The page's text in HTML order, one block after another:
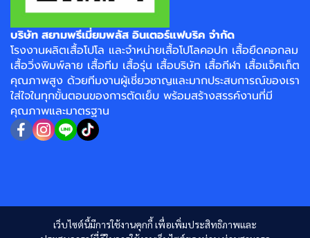
เว็บไซต์นี้มีการใช้งานคุกกี้ เพื่อเพิ่มประสิทธิภาพและ
บริษัท สยามพรีเมี่ยมพลัส อินเตอร์แฟบริค จำกัด
โรงงานผลิตเสื้อโปโล และจำหน่ายเสื้อโปโลคอปก เสื้อยืดคอกลม
เสื้อวิ่งพิมพ์ลาย เสื้อทีม เสื้อรุ่น เสื้อบริษัท เสื้อกีฬา เสื้อแจ็คเก็ต
คุณภาพสูง ด้วยทีมงานผู้เชี่ยวชาญและมากประสบการณ์ของเรา
ใส่ใจในทุกขั้นตอนของการตัดเย็บ พร้อมสร้างสรรค์งานที่มี
คุณภาพและมาตรฐาน